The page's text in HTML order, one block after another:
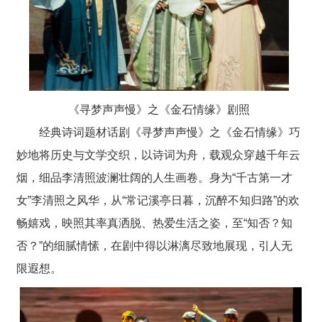
《寻梦声声慢》之《金石情缘》 剧照
经典诗词题材话剧《寻梦声声慢》之《金石情缘》巧
妙地将历史与文学交织 ， 以诗词为舟，载观众穿越千年云
烟，细品李清照波澜壮阔的人生画卷。身为“千古第一才
女”李清照之风华，从“常记溪亭日暮，沉醉不知归路”的欢
畅嬉戏，映照其率真洒脱、热爱生活之姿， 至“知否？知
否？”的细腻情愫，在剧中得以淋漓尽致地展现， 引人无
限遐想。